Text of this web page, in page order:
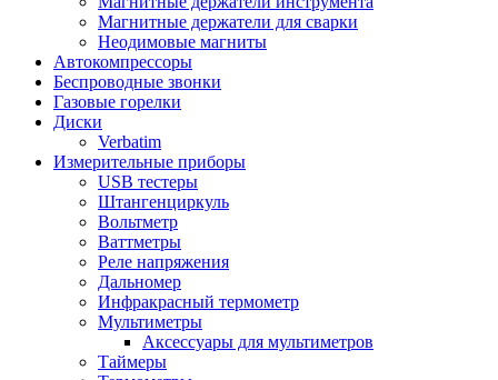
Магнитные держатели для сварки
Неодимовые магниты
Автокомпрессоры
Беспроводные звонки
Газовые горелки
Диски
Verbatim
Измерительные приборы
USB тестеры
Штангенциркуль
Вольтметр
Ваттметры
Реле напряжения
Дальномер
Инфракрасный термометр
Мультиметры
Аксессуары для мультиметров
Таймеры